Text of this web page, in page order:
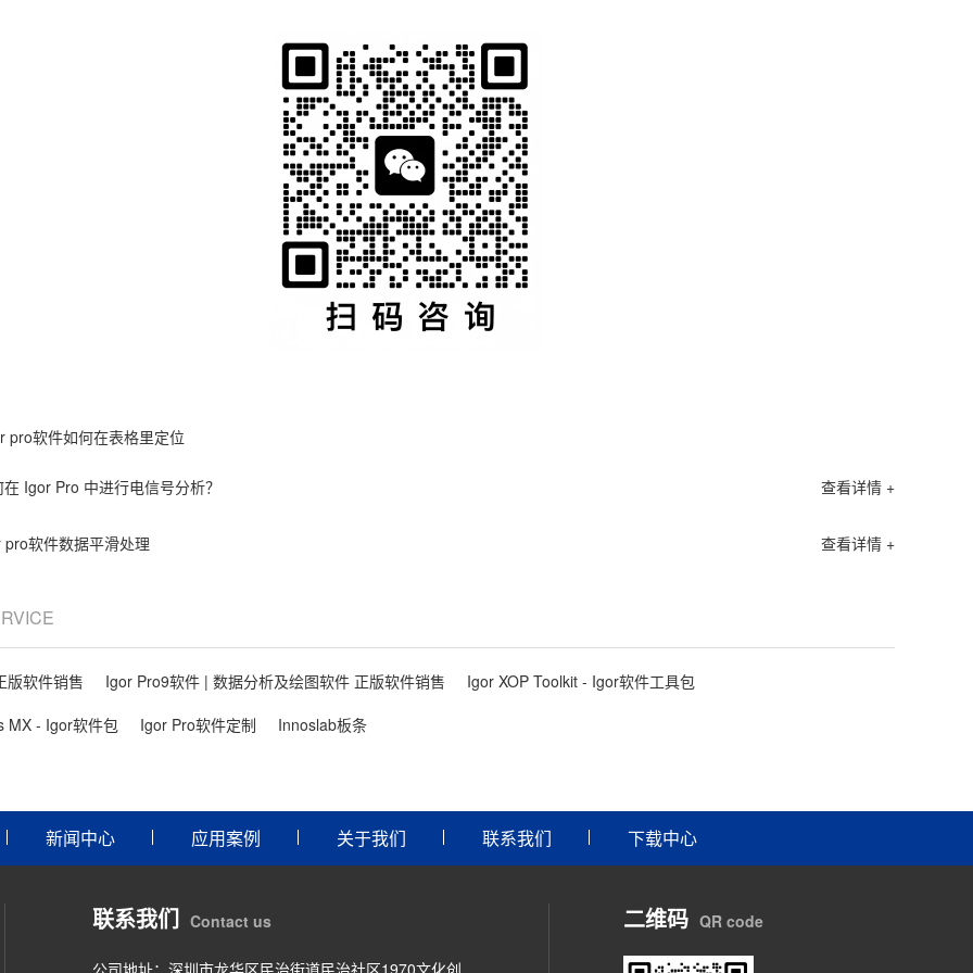
pro软件如何在表格里定位
查看详情 +
Igor Pro 中进行电信号分析？
查看详情 +
pro软件数据平滑处理
版软件销售 Igor Pro9软件 | 数据分析及绘图软件 正版软件销售
Igor XOP Toolkit - Igor软件工具包
MX - Igor软件包
Igor Pro软件定制 Innoslab板条
新闻中心 应用案例 关于我们 联系我们 下载中心
联系我们 Contact us
公司地址：深圳市龙华区民治街道民治社区1970文化创
二维码 QR code